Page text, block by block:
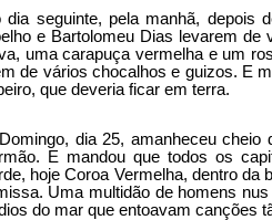
dia seguinte, pela manhã, depois
e Bartolomeu Dias levarem
uma carapuça vermelha e um
de vários chocalhos e guizos. E
que deveria ficar em terra.
dia 25, amanheceu
E mandou que todos os
hoje Coroa Vermelha, dentro da
Uma multidão de homens
do mar que entoavam canções